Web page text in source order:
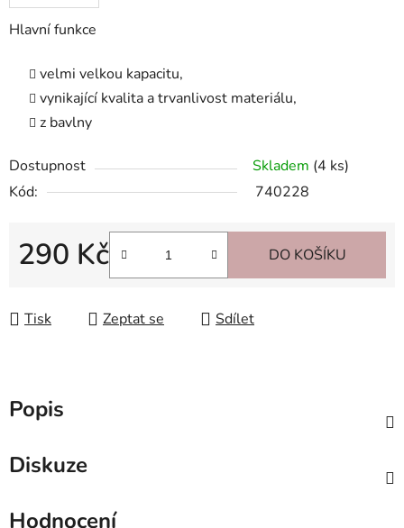
Hlavní funkce
velmi velkou kapacitu,
vynikající kvalita a trvanlivost materiálu,
z bavlny
Dostupnost Skladem (4 ks)
Kód:
740228
290 Kč DO KOŠÍKU
Tisk Zeptat se Sdílet
Popis
Diskuze
Hodnocení